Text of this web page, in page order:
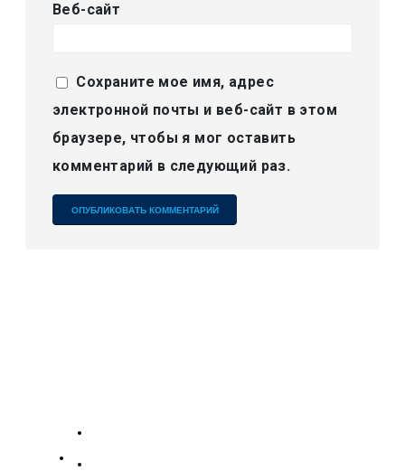
Веб-сайт
Сохраните мое имя, адрес
электронной почты и веб-сайт в этом
браузере, чтобы я мог оставить
комментарий в следующий раз.
186